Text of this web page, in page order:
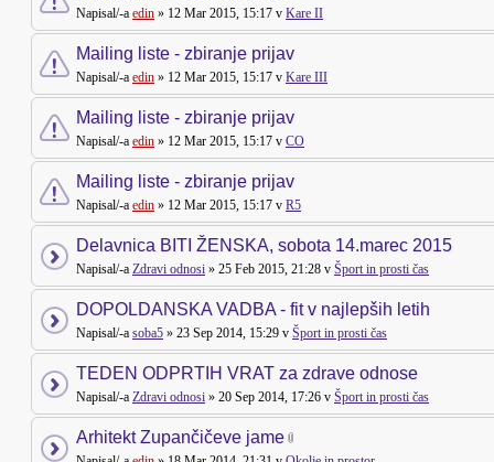
Napisal/-a edin » 12 Mar 2015, 15:17 v Kare II
Mailing liste - zbiranje prijav
Napisal/-a edin » 12 Mar 2015, 15:17 v Kare III
Mailing liste - zbiranje prijav
Napisal/-a edin » 12 Mar 2015, 15:17 v CO
Mailing liste - zbiranje prijav
Napisal/-a edin » 12 Mar 2015, 15:17 v R5
Delavnica BITI ŽENSKA, sobota 14.marec 2015
Napisal/-a Zdravi odnosi » 25 Feb 2015, 21:28 v Šport in prosti čas
DOPOLDANSKA VADBA - fit v najlepših letih
Napisal/-a soba5 » 23 Sep 2014, 15:29 v Šport in prosti čas
TEDEN ODPRTIH VRAT za zdrave odnose
Napisal/-a Zdravi odnosi » 20 Sep 2014, 17:26 v Šport in prosti čas
Arhitekt Zupančičeve jame